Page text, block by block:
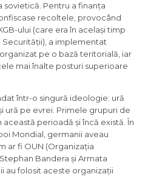
Pentru a finanța
recoltele, provocând
ului (care era în același timp
Securității), a implementat
pe o bază teritorială, iar
mai înalte posturi superioare
într-o singură ideologie: ură
ură pe evrei. Primele grupuri de
perioadă și încă există. În
Mondial, germanii aveau
ar fi OUN (Organizația
Bandera și Armata
au folosit aceste organizații